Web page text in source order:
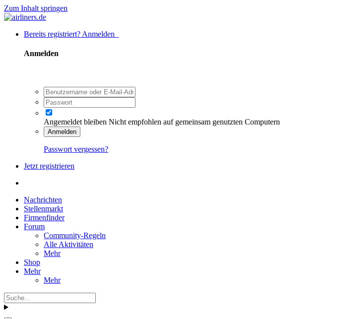
Zum Inhalt springen
Bereits registriert? Anmelden
Anmelden
Angemeldet bleiben Nicht empfohlen auf gemeinsam genutzten Computern
Anmelden
Passwort vergessen?
Jetzt registrieren
Nachrichten
Stellenmarkt
Firmenfinder
Forum
Community-Regeln
Alle Aktivitäten
Mehr
Shop
Mehr
Mehr